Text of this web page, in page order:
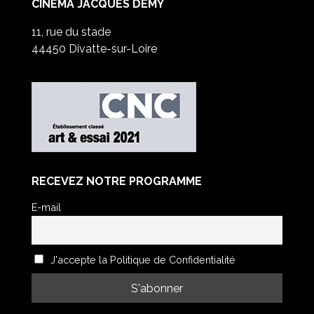
CINÉMA JACQUES DEMY
11, rue du stade
44450 Divatte-sur-Loire
RECEVEZ NOTRE PROGRAMME
E-mail
J'accepte la Politique de Confidentialité